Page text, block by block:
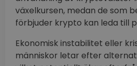
växelkursen, medan de som
förbjuder krypto kan leda till
Ekonomisk instabilitet eller
människor letar efter